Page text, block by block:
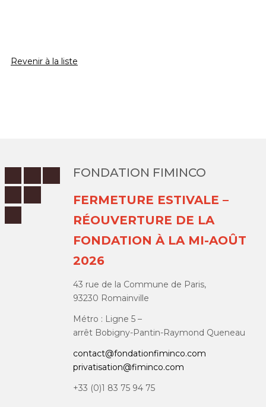
Revenir à la liste
FONDATION FIMINCO
FERMETURE ESTIVALE –
RÉOUVERTURE DE LA
FONDATION À LA MI-AOÛT
2026
43 rue de la Commune de Paris,
93230 Romainville
Métro : Ligne 5 –
arrêt Bobigny-Pantin-Raymond Queneau
contact@fondationfiminco.com
privatisation@fiminco.com
+33 (0)1 83 75 94 75